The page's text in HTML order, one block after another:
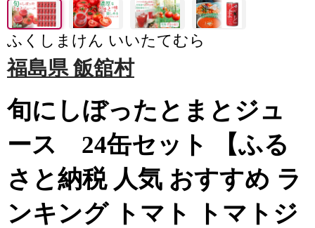
ふくしまけん いいたてむら
福島県 飯舘村
旬にしぼったとまとジュ
ース 24缶セット 【ふる
さと納税 人気 おすすめ ラ
ンキング トマト トマトジ